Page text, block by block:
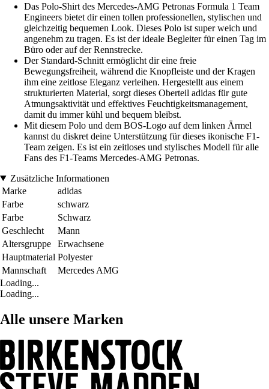
Das Polo-Shirt des Mercedes-AMG Petronas Formula 1 Team
Engineers bietet dir einen tollen professionellen, stylischen und
gleichzeitig bequemen Look. Dieses Polo ist super weich und
angenehm zu tragen. Es ist der ideale Begleiter für einen Tag im
Büro oder auf der Rennstrecke.
Der Standard-Schnitt ermöglicht dir eine freie
Bewegungsfreiheit, während die Knopfleiste und der Kragen
ihm eine zeitlose Eleganz verleihen. Hergestellt aus einem
strukturierten Material, sorgt dieses Oberteil adidas für gute
Atmungsaktivität und effektives Feuchtigkeitsmanagement,
damit du immer kühl und bequem bleibst.
Mit diesem Polo und dem BOS-Logo auf dem linken Ärmel
kannst du diskret deine Unterstützung für dieses ikonische F1-
Team zeigen. Es ist ein zeitloses und stylisches Modell für alle
Fans des F1-Teams Mercedes-AMG Petronas.
Zusätzliche Informationen
Marke
adidas
Farbe
schwarz
Farbe
Schwarz
Geschlecht
Mann
Altersgruppe
Erwachsene
Hauptmaterial Polyester
Mannschaft
Mercedes AMG
Loading...
Loading...
Alle unsere Marken